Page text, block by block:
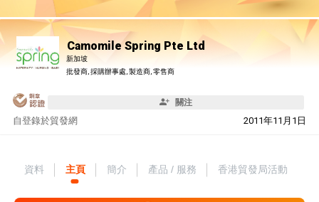
Camomile Spring Pte Ltd
新加坡
批發商, 採購辦事處, 製造商, 零售商
關注
自 2011年11月1日
登錄於貿發網
資料 主頁 簡介 產品 / 服務 香港貿發局活動